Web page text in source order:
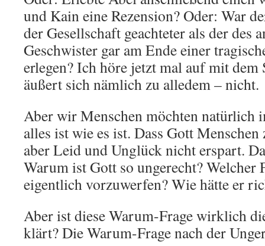
und Kain eine Rezension? Oder: War
der Gesellschaft geachteter als der des
Geschwister gar am Ende einer
erlegen? Ich höre jetzt mal auf mit
äußert sich nämlich zu alledem – nicht.
Aber wir Menschen möchten natürlich
alles ist wie es ist. Dass Gott Menschen
aber Leid und Unglück nicht erspart.
Warum ist Gott so ungerecht? Welcher
eigentlich vorzuwerfen? Wie hätte er
Aber ist diese Warum-Frage wirklich
klärt? Die Warum-Frage nach der